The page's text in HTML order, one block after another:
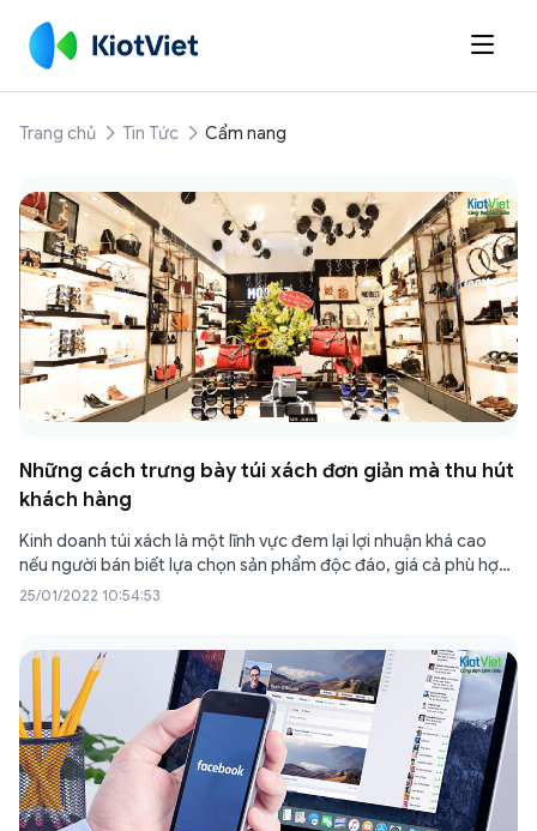

Trang chủ Tin Tức Cẩm nang
Những cách trưng bày túi xách đơn giản mà thu hút
khách hàng
Kinh doanh túi xách là một lĩnh vực đem lại lợi nhuận khá cao
nếu người bán biết lựa chọn sản phẩm độc đáo, giá cả phù hợp
và biết cách trưng bày túi xách đơn giản mà thu hút khách hàng.
25/01/2022 10:54:53